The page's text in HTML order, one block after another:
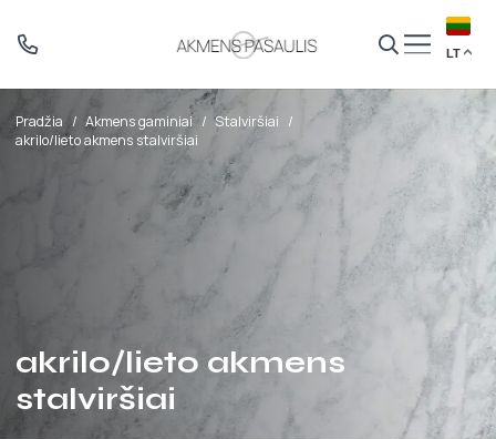
LT
Pradžia / Akmens gaminiai / Stalviršiai /
akrilo/lieto akmens stalviršiai
akrilo/lieto akmens
stalviršiai